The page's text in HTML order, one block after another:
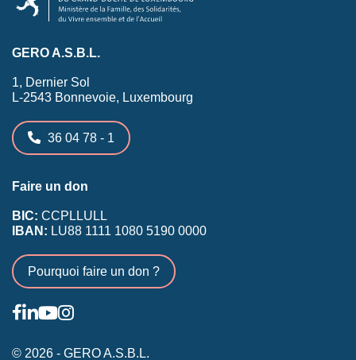
GERO A.S.B.L.
1, Dernier Sol
L-2543 Bonnevoie, Luxembourg
36 04 78 - 1
Faire un don
BIC: CCPLLULL
IBAN: LU88 1111 1080 5190 0000
Pourquoi faire un don ?
© 2026 - GERO A.S.B.L.